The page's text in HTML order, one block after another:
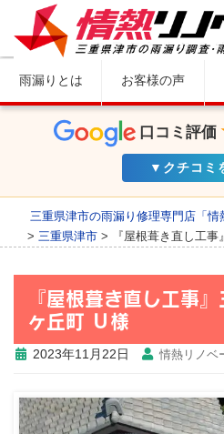
雨漏りとは お客様の声
口コミ評価
▼クチコミ
三重県津市の雨漏り修理専門店「情
> 三重県津市> 『屋根葺き直し工
『屋根葺き直し工事
ヶ丘町 Ｕ様
2023年11月22日 情熱リノベ